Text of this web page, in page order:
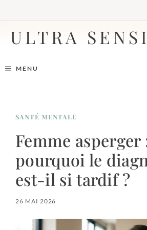
contenu
ULTRA
MENU
SANTÉ MENTALE
Femme asperger
pourquoi le
est-il si tardif ?
26 MAI 2026